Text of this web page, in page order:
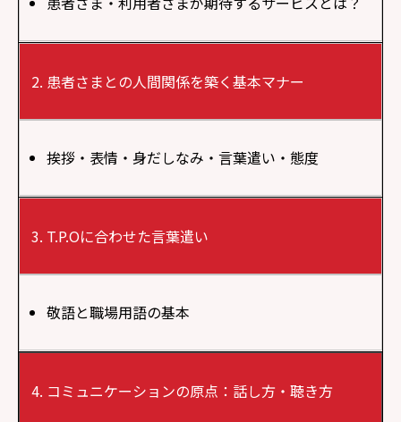
患者さまとの人間関係を築く基本マナー
挨拶・表情・身だしなみ・言葉遣い・態度
T.P.Oに合わせた言葉遣い
敬語と職場用語の基本
コミュニケーションの原点：話し方・聴き方